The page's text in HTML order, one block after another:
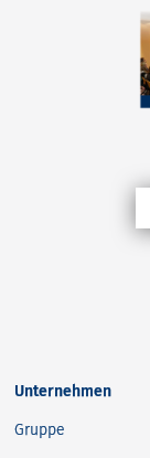
Unternehmen
Gruppe